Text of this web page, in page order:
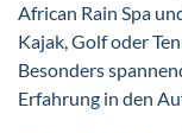
African Rain Spa
Kajak, Golf oder
Besonders
Erfahrung in den